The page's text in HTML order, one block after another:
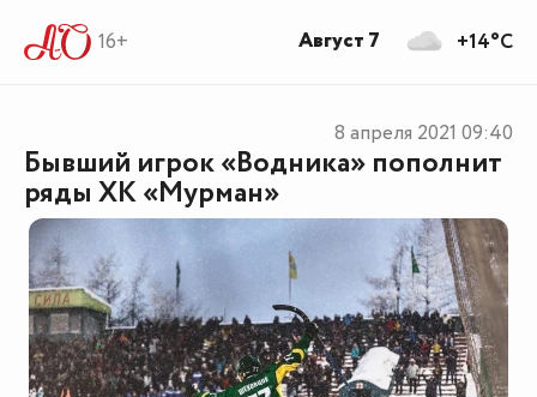
16+
Бывший игрок «Водника» пополнит
ряды ХК «Мурман»
8 апреля 2021 09:40
+14°C
Август 7